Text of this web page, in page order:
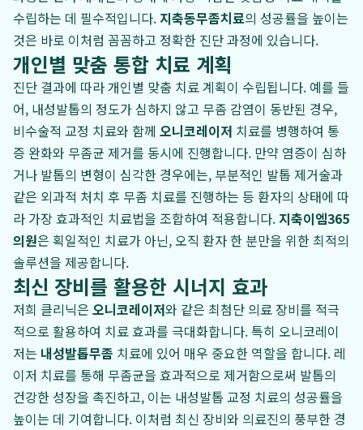
수립하는 데 필수적입니다. 지축동무좀치료의 성공률을 높이는
것은 바로 이처럼 꼼꼼하고 정확한 진단 과정에 있습니다.
개인별 맞춤 통합 치료 계획
진단 결과에 따라 개인별 맞춤 치료 계획이 수립됩니다. 예를 들
어, 내성발톱의 정도가 심하지 않고 무좀 감염이 동반된 경우,
비수술적 교정 치료와 함께 오니코레이저 치료를 병행하여 통
증 완화와 무좀균 제거를 동시에 진행합니다. 만약 염증이 심하
거나 발톱의 변형이 심각한 경우에는, 부분적인 발톱 제거술과
같은 외과적 처치 후 무좀 치료를 진행하는 등 환자의 상태에 따
라 가장 효과적인 치료법을 조합하여 적용합니다. 지축이엠365
의원은 획일적인 치료가 아닌, 오직 환자 한 분만을 위한 최적의
솔루션을 제공합니다.
최신 장비를 활용한 시너지 효과
저희 클리닉은 오니코레이저와 같은 최첨단 의료 장비를 적극
적으로 활용하여 치료 효과를 극대화합니다. 특히 오니코레이
저는 내성발톱무좀 치료에 있어 매우 중요한 역할을 합니다. 레
이저 치료를 통해 무좀균을 효과적으로 제거함으로써 발톱의
건강한 성장을 촉진하고, 이는 내성발톱 교정 치료의 성공률을
높이는 데 기여합니다. 이처럼 최신 장비와 의료진의 풍부한 경